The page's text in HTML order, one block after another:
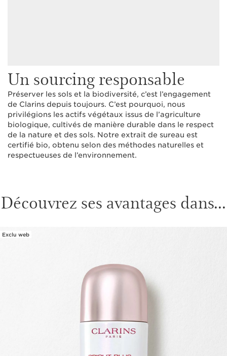
Un sourcing responsable
Préserver les sols et la biodiversité, c’est l’engagement
de Clarins depuis toujours. C’est pourquoi, nous
privilégions les actifs végétaux issus de l’agriculture
biologique, cultivés de manière durable dans le respect
de la nature et des sols. Notre extrait de sureau est
certifié bio, obtenu selon des méthodes naturelles et
respectueuses de l’environnement.
Découvrez ses avantages dans...
Exclu web